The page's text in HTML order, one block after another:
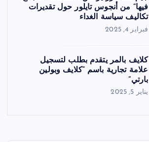
فيها” من أنجوس تايلور حول تقديرات
تكاليف سياسة الغداء
فبراير 4, 2025
كلايف بالمر يتقدم بطلب لتسجيل
علامة تجارية باسم “كلايف وبولين
بارتي”
يناير 5, 2025